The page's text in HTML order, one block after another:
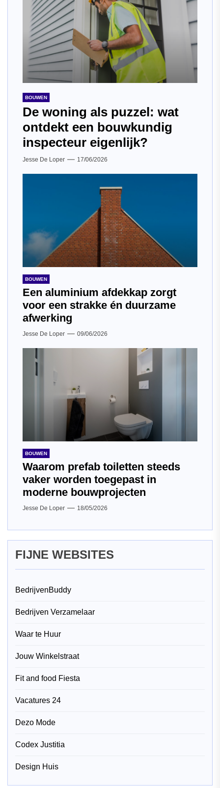
BOUWEN
De woning als puzzel: wat
ontdekt een bouwkundig
inspecteur eigenlijk?
Jesse De Loper 17/06/2026
BOUWEN
Een aluminium afdekkap zorgt
voor een strakke én duurzame
afwerking
Jesse De Loper 09/06/2026
BOUWEN
Waarom prefab toiletten steeds
vaker worden toegepast in
moderne bouwprojecten
Jesse De Loper 18/05/2026
FIJNE WEBSITES
BedrijvenBuddy
Bedrijven Verzamelaar
Waar te Huur
Jouw Winkelstraat
Fit and food Fiesta
Vacatures 24
Dezo Mode
Codex Justitia
Design Huis